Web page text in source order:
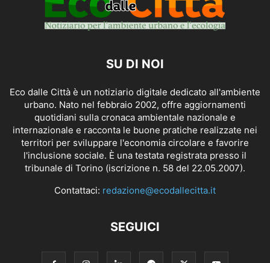
SU DI NOI
Eco dalle Città è un notiziario digitale dedicato all'ambiente
urbano. Nato nel febbraio 2002, offre aggiornamenti
quotidiani sulla cronaca ambientale nazionale e
internazionale e racconta le buone pratiche realizzate nei
territori per sviluppare l'economia circolare e favorire
l'inclusione sociale. È una testata registrata presso il
tribunale di Torino (iscrizione n. 58 del 22.05.2007).
Contattaci: redazione@ecodallecitta.it
SEGUICI